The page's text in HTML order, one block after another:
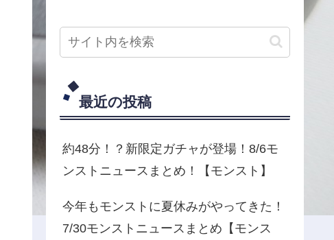
最近の投稿
約48分！？新限定ガチャが登場！8/6モ
ンストニュースまとめ！【モンスト】
今年もモンストに夏休みがやってきた！
7/30モンストニュースまとめ【モンス